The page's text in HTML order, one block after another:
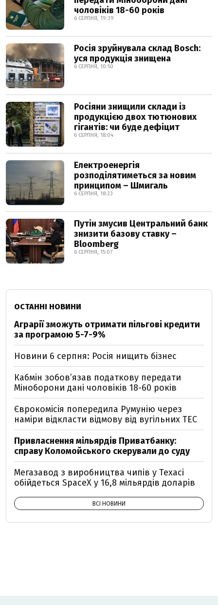
чоловіків 18-60 років
6 СЕРПНЯ, 19:39
Росія зруйнувала склад Bosch:
уся продукція знищена
6 СЕРПНЯ, 10:50
Росіяни знищили склади із
продукцією двох тютюнових
гігантів: чи буде дефіцит
6 СЕРПНЯ, 18:04
Електроенергія
розподілятиметься за новим
принципом – Шмигаль
6 СЕРПНЯ, 18:23
Путін змусив Центральний банк
знизити базову ставку –
Bloomberg
6 СЕРПНЯ, 15:07
ОСТАННІ НОВИНИ
Аграрії зможуть отримати пільгові кредити
за програмою 5-7-9%
Новини 6 серпня: Росія нищить бізнес
Кабмін зобовʼязав податкову передати
Міноборони дані чоловіків 18-60 років
Єврокомісія попередила Румунію через
наміри відкласти відмову від вугільних ТЕС
Привласнення мільярдів Приватбанку:
справу Коломойського скерували до суду
Мегазавод з виробництва чипів у Техасі
обійдеться SpaceX у 16,8 мільярдів доларів
ВСІ НОВИНИ